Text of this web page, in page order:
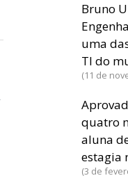
Bruno
uma
TI do
11 de
quatro
aluna
estagia
3 de